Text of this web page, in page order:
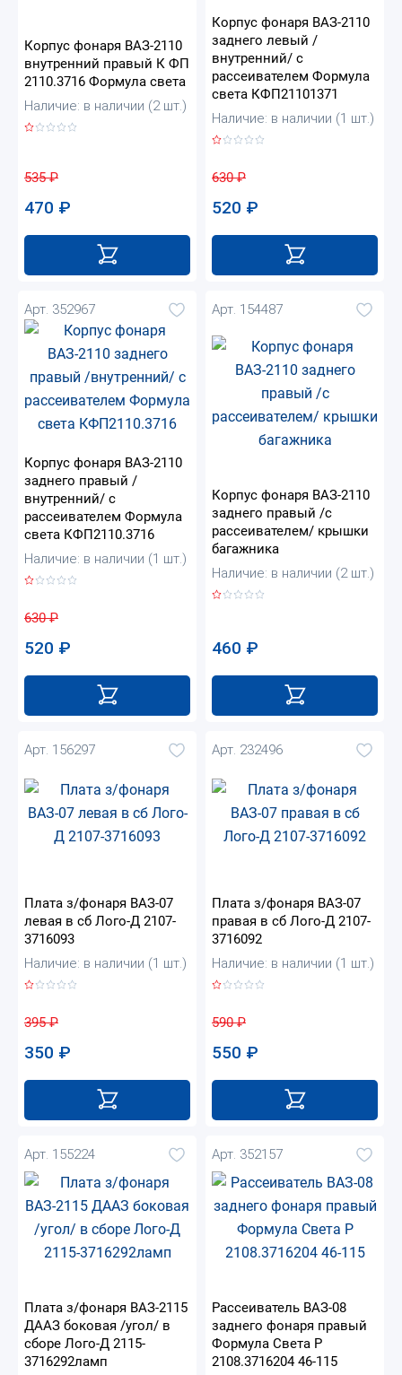
Корпус фонаря ВАЗ-2110
внутренний правый К ФП
2110.3716 Формула света
Наличие: в наличии (2 шт.)
535₽
470 ₽
Корпус фонаря ВАЗ-2110
заднего левый /
внутренний/ с
рассеивателем Формула
света КФП21101371
Наличие: в наличии (1 шт.)
630₽
520 ₽
Арт. 352967
Корпус фонаря ВАЗ-2110
заднего правый /
внутренний/ с
рассеивателем Формула
света КФП2110.3716
Наличие: в наличии (1 шт.)
630₽
520 ₽
Арт. 154487
Корпус фонаря ВАЗ-2110
заднего правый /с
рассеивателем/ крышки
багажника
Наличие: в наличии (2 шт.)
460 ₽
Арт. 156297
Плата з/фонаря ВАЗ-07
левая в сб Лого-Д 2107-
3716093
Наличие: в наличии (1 шт.)
395₽
350 ₽
Арт. 232496
Плата з/фонаря ВАЗ-07
правая в сб Лого-Д 2107-
3716092
Наличие: в наличии (1 шт.)
590₽
550 ₽
Арт. 155224
Плата з/фонаря ВАЗ-2115
ДААЗ боковая /угол/ в
сборе Лого-Д 2115-
3716292ламп
Арт. 352157
Рассеиватель ВАЗ-08
заднего фонаря правый
Формула Света Р
2108.3716204 46-115